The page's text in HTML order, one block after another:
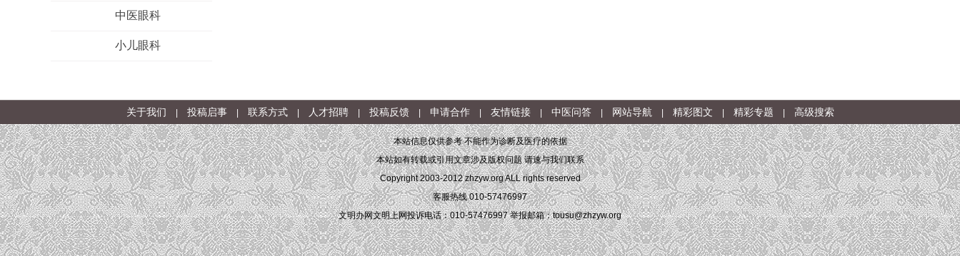
中医眼科
小儿眼科
关于我们 投稿启事 联系方式 人才招聘 投稿反馈 申请合作 友情链接 中医问答 网站导航 精彩图文 精彩专题 高级搜索
本站信息仅供参考 不能作为诊断及医疗的依据
本站如有转载或引用文章涉及版权问题 请速与我们联系
Copyright 2003-2012 zhzyw.org ALL rights reserved
客服热线 010-57476997
文明办网文明上网投诉电话：010-57476997 举报邮箱：tousu@zhzyw.org